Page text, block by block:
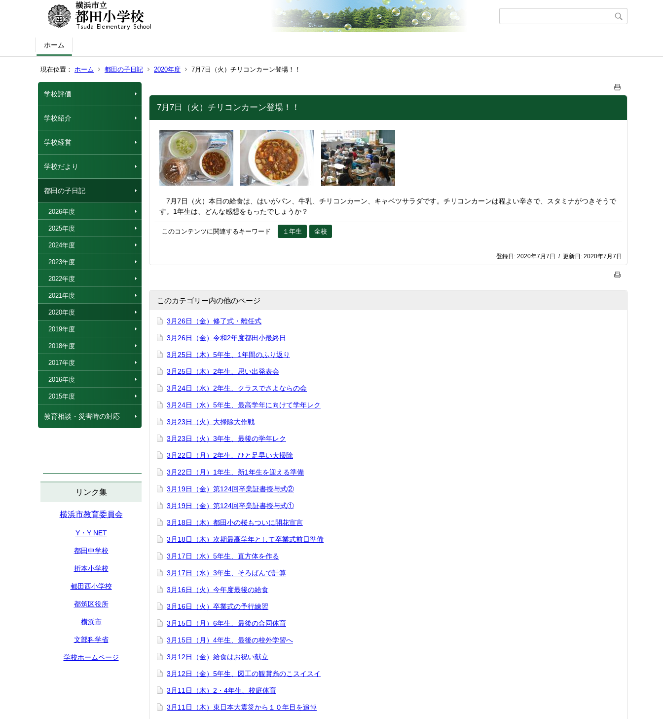
ホーム
現在位置： ホーム 都田の子日記 2020年度 7月7日（火）チリコンカーン登場！！
学校評価
学校紹介
学校経営
学校だより
都田の子日記
2026年度
2025年度
2024年度
2023年度
2022年度
2021年度
2020年度
2019年度
2018年度
2017年度
2016年度
2015年度
教育相談・災害時の対応
リンク集
横浜市教育委員会
Y・Y NET
都田中学校
折本小学校
都田西小学校
都筑区役所
横浜市
文部科学省
学校ホームページ
7月7日（火）チリコンカーン登場！！
7月7日（火）本日の給食は、はいがパン、牛乳、チリコンカーン、キャベツサラダです。チリコンカーンは程よい辛さで、スタミナがつきそうで
す。1年生は、どんな感想をもったでしょうか？
このコンテンツに関連するキーワード １年生 全校
登録日: 2020年7月7日 / 更新日: 2020年7月7日
このカテゴリー内の他のページ
3月26日（金）修了式・離任式
3月26日（金）令和2年度都田小最終日
3月25日（木）5年生、1年間のふり返り
3月25日（木）2年生、思い出発表会
3月24日（水）2年生、クラスでさよならの会
3月24日（水）5年生、最高学年に向けて学年レク
3月23日（火）大掃除大作戦
3月23日（火）3年生、最後の学年レク
3月22日（月）2年生、ひと足早い大掃除
3月22日（月）1年生、新1年生を迎える準備
3月19日（金）第124回卒業証書授与式②
3月19日（金）第124回卒業証書授与式①
3月18日（木）都田小の桜もついに開花宣言
3月18日（木）次期最高学年として卒業式前日準備
3月17日（水）5年生、直方体を作る
3月17日（水）3年生、そろばんで計算
3月16日（火）今年度最後の給食
3月16日（火）卒業式の予行練習
3月15日（月）6年生、最後の合同体育
3月15日（月）4年生、最後の校外学習へ
3月12日（金）給食はお祝い献立
3月12日（金）5年生、図工の観賞糸のこスイスイ
3月11日（木）2・4年生、校庭体育
3月11日（木）東日本大震災から１０年目を追悼